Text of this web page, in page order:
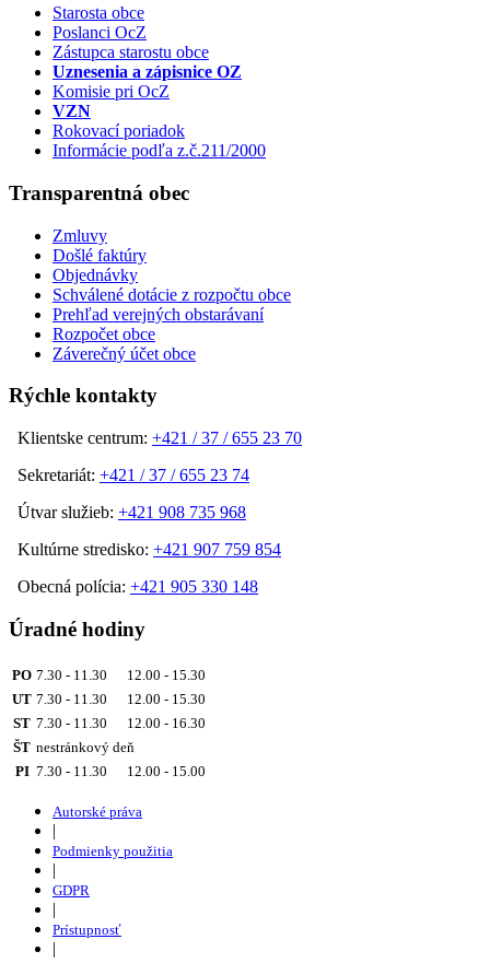
Starosta obce
Poslanci OcZ
Zástupca starostu obce
Uznesenia a zápisnice OZ
Komisie pri OcZ
VZN
Rokovací poriadok
Informácie podľa z.č.211/2000
Transparentná obec
Zmluvy
Došlé faktúry
Objednávky
Schválené dotácie z rozpočtu obce
Prehľad verejných obstarávaní
Rozpočet obce
Záverečný účet obce
Rýchle kontakty
Klientske centrum: +421 / 37 / 655 23 70
Sekretariát: +421 / 37 / 655 23 74
Útvar služieb: +421 908 735 968
Kultúrne stredisko: +421 907 759 854
Obecná polícia: +421 905 330 148
Úradné hodiny
PO 7.30 - 11.30 12.00 - 15.30
UT 7.30 - 11.30 12.00 - 15.30
ST 7.30 - 11.30 12.00 - 16.30
ŠT nestránkový deň
PI 7.30 - 11.30 12.00 - 15.00
Autorské práva
|
Podmienky použitia
|
GDPR
|
Prístupnosť
|